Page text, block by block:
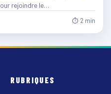
rejoindre le…
⏱ 2 min
RUBRIQUES